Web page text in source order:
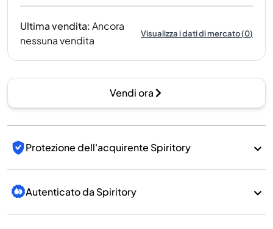
Ultima vendita:Ancora
nessuna vendita
Visualizza i dati di mercato(0)
Vendi ora
Protezione dell'acquirente Spiritory
Autenticato da Spiritory